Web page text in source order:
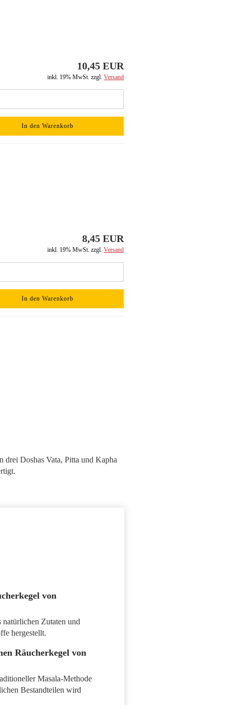
10,45 EUR
inkl. 19% MwSt. zzgl. Versand
In den Warenkorb
8,45 EUR
inkl. 19% MwSt. zzgl. Versand
In den Warenkorb
drei Doshas Vata, Pitta und Kapha
von
natürlichen Zutaten und
hergestellt.
Räucherkegel von
Masala-Methode
Bestandteilen wird